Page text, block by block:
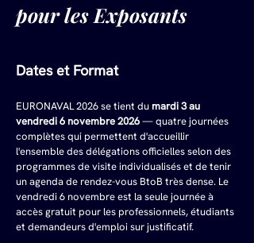
pour les Exposants
Dates et Format
EURONAVAL 2026 se tient du mardi 3 au
vendredi 6 novembre 2026 — quatre journées
complètes qui permettent d'accueillir
l'ensemble des délégations officielles selon des
programmes de visite individualisés et de tenir
un agenda de rendez-vous BtoB très dense. Le
vendredi 6 novembre est la seule journée à
accès gratuit pour les professionnels, étudiants
et demandeurs d'emploi sur justificatif.